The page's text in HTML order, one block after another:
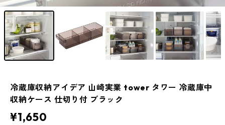
冷蔵庫収納アイデア 山崎実業 tower タワー 冷蔵庫中
収納ケース 仕切り付 ブラック
¥1,650